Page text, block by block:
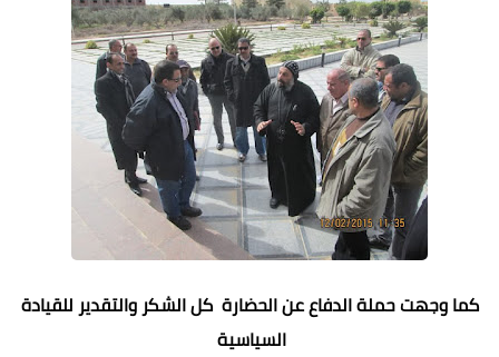
كما وجهت حملة الدفاع عن الحضارة كل الشكر والتقدير للقيادة
السياسية